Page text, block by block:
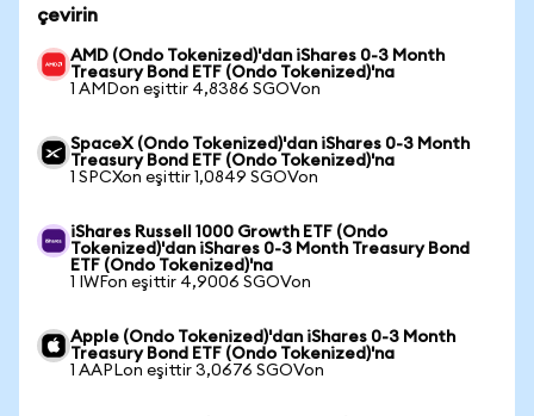
çevirin
AMD (Ondo Tokenized)'dan iShares 0-3 Month
Treasury Bond ETF (Ondo Tokenized)'na
1 AMDon eşittir 4,8386 SGOVon
SpaceX (Ondo Tokenized)'dan iShares 0-3 Month
Treasury Bond ETF (Ondo Tokenized)'na
1 SPCXon eşittir 1,0849 SGOVon
iShares Russell 1000 Growth ETF (Ondo
Tokenized)'dan iShares 0-3 Month Treasury Bond
ETF (Ondo Tokenized)'na
1 IWFon eşittir 4,9006 SGOVon
Apple (Ondo Tokenized)'dan iShares 0-3 Month
Treasury Bond ETF (Ondo Tokenized)'na
1 AAPLon eşittir 3,0676 SGOVon